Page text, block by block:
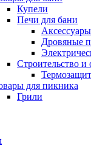
Купели
Печи для бани
Дровяные
Строительство и
для пикника
Грили